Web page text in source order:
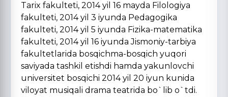
Tarix fakulteti, 2014 yil 16 mayda Filologiya
fakulteti, 2014 yil 3 iyunda Pedagogika
fakulteti, 2014 yil 5 iyunda Fizika-matematika
fakulteti, 2014 yil 16 iyunda Jismoniy-tarbiya
fakultetlarida bosqichma-bosqich yuqori
saviyada tashkil etishdi hamda yakunlovchi
universitet bosqichi 2014 yil 20 iyun kunida
viloyat musiqali drama teatrida bo`lib o`tdi.